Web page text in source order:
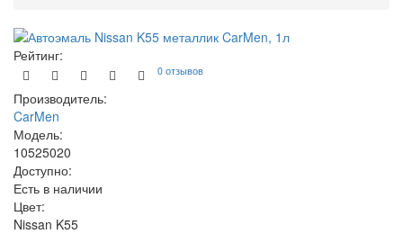
Рейтинг:
0 отзывов
Производитель:
CarMen
Модель:
10525020
Доступно:
Есть в наличии
Цвет:
Nissan K55